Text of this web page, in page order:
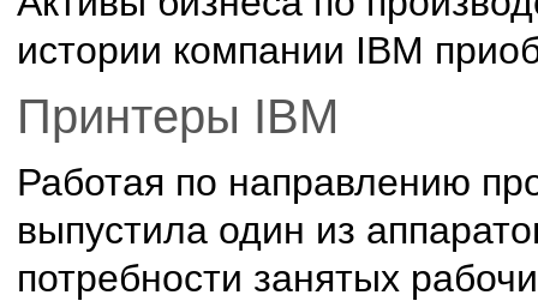
истории компании IBM
Принтеры IBM
Работая по направлению
выпустила один из
потребности занятых